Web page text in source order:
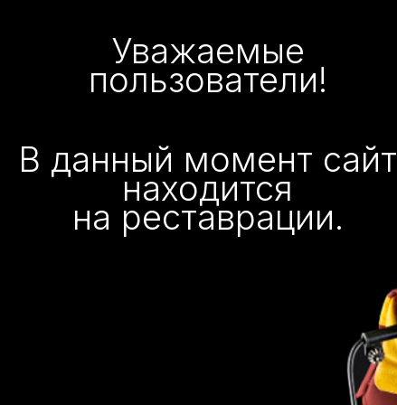
Уважаемые
пользователи!
В данный момент сайт
находится
на реставрации.